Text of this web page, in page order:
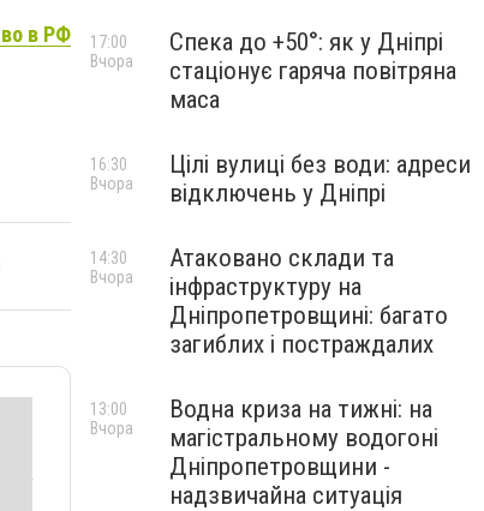
в РФ
Спека до +50°: як у Дніпрі
стаціонує гаряча повітряна
маса
17:00
Вчора
Цілі вулиці без води: адреси
відключень у Дніпрі
16:30
Вчора
Атаковано склади та
інфраструктуру на
Дніпропетровщині: багато
загиблих і постраждалих
14:30
Вчора
Водна криза на тижні: на
магістральному водогоні
Дніпропетровщини -
надзвичайна ситуація
13:00
Вчора